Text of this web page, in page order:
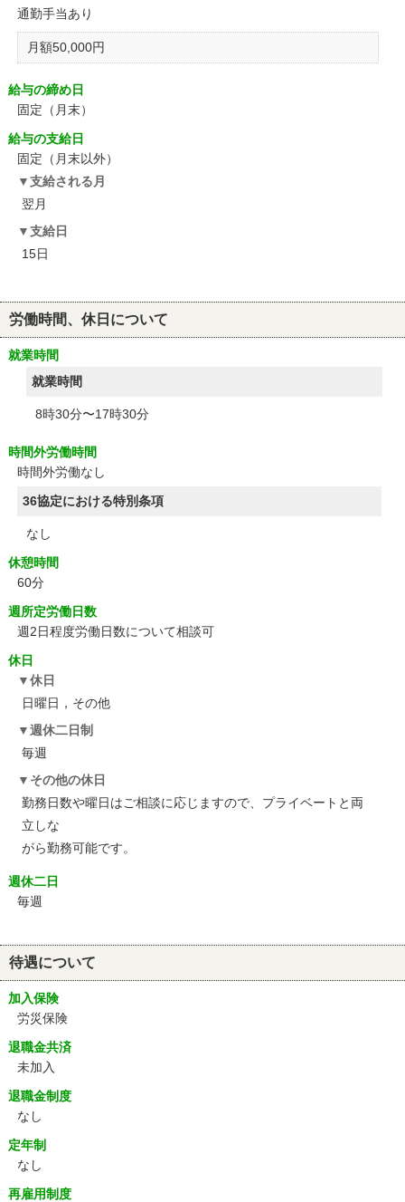
通勤手当あり
月額50,000円
給与の締め日
固定（月末）
給与の支給日
固定（月末以外）
支給される月
翌月
支給日
15日
労働時間、休日について
就業時間
就業時間
8時30分〜17時30分
時間外労働時間
時間外労働なし
36協定における特別条項
なし
休憩時間
60分
週所定労働日数
週2日程度労働日数について相談可
休日
休日
日曜日，その他
週休二日制
毎週
その他の休日
勤務日数や曜日はご相談に応じますので、プライベートと両
立しな
がら勤務可能です。
週休二日
毎週
待遇について
加入保険
労災保険
退職金共済
未加入
退職金制度
なし
定年制
なし
再雇用制度